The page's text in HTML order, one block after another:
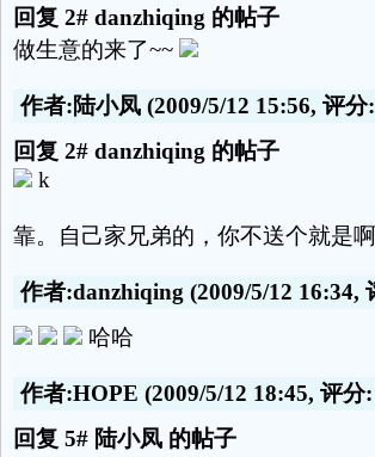
回复 2# danzhiqing 的帖子
做生意的来了~~
作者:陆小凤 (2009/5/12 15:56, 评分:
回复 2# danzhiqing 的帖子
k
靠。自己家兄弟的，你不送个就是啊
作者:danzhiqing (2009/5/12 16:34,
哈哈
作者:HOPE (2009/5/12 18:45, 评分:
回复 5# 陆小凤 的帖子